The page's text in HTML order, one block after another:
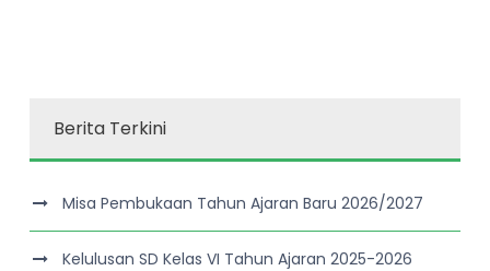
Berita Terkini
Misa Pembukaan Tahun Ajaran Baru 2026/2027
Kelulusan SD Kelas VI Tahun Ajaran 2025-2026